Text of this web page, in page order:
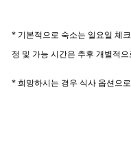
* 기본적으로 숙소는 일요일 체
정 및 가능 시간은 추후 개별적
* 희망하시는 경우 식사 옵션으